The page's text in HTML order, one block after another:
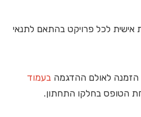
אישית לכל פרויקט בהתאם לתנאי
הזמנה לאולם ההדגמה בעמוד
הטופס בחלקו התחתון.